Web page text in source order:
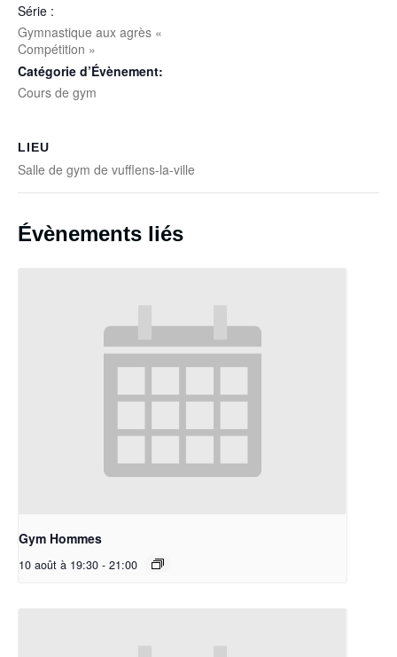
Série :
Gymnastique aux agrès «
Compétition »
Catégorie d’Évènement:
Cours de gym
LIEU
Salle de gym de vufflens-la-ville
Évènements liés
Gym Hommes
10 août à 19:30 - 21:00